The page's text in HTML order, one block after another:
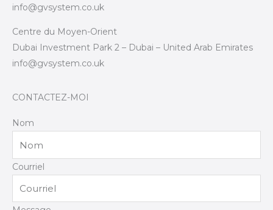
info@gvsystem.co.uk
Centre du Moyen-Orient
Dubai Investment Park 2 – Dubai – United Arab Emirates
info@gvsystem.co.uk
CONTACTEZ-MOI
Nom
Courriel